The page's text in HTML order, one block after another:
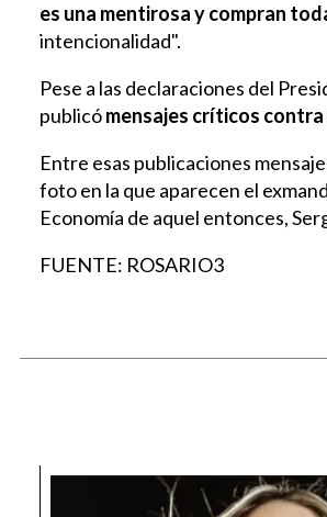
es una mentirosa y compran
intencionalidad".
Pese a las declaraciones del
publicómensajes críticos
Entre esas publicaciones
foto en la que aparecen el
Economía de aquel entonces,
FUENTE: ROSARIO3